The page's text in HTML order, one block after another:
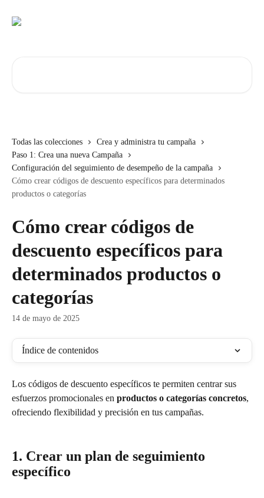
Todas las colecciones
Crea y administra tu campaña
Paso 1: Crea una nueva Campaña
Configuración del seguimiento de desempeño de la campaña
Cómo crear códigos de descuento específicos para determinados
productos o categorías
Cómo crear códigos de
descuento específicos para
determinados productos o
categorías
14 de mayo de 2025
Índice de contenidos
Los códigos de descuento específicos te permiten centrar sus
esfuerzos promocionales en productos o categorías concretos,
ofreciendo flexibilidad y precisión en tus campañas.
1. Crear un plan de seguimiento
específico